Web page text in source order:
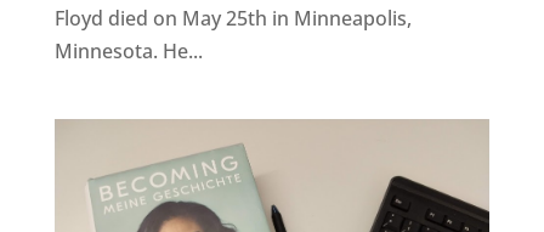
Floyd died on May 25th in Minneapolis,
Minnesota. He...